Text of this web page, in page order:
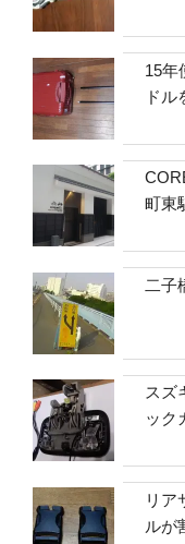
15年
ド
町東
二子
スズ
ック
リア
ルが